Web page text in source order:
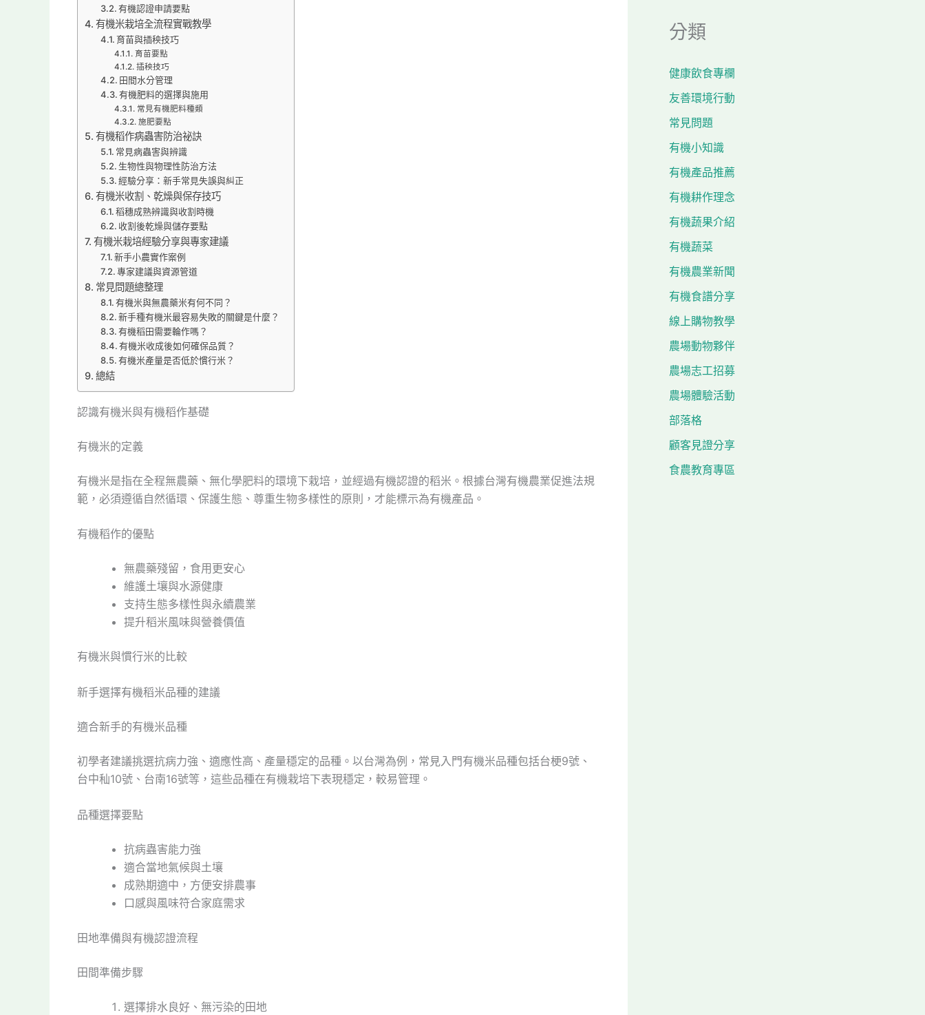
有機認證申請要點
有機米栽培全流程實戰教學
育苗與插秧技巧
育苗要點
插秧技巧
田間水分管理
有機肥料的選擇與施用
常見有機肥料種類
施肥要點
有機稻作病蟲害防治祕訣
常見病蟲害與辨識
生物性與物理性防治方法
經驗分享：新手常見失誤與糾正
有機米收割、乾燥與保存技巧
稻穗成熟辨識與收割時機
收割後乾燥與儲存要點
有機米栽培經驗分享與專家建議
新手小農實作案例
專家建議與資源管道
常見問題總整理
有機米與無農藥米有何不同？
新手種有機米最容易失敗的關鍵是什麼？
有機稻田需要輪作嗎？
有機米收成後如何確保品質？
有機米產量是否低於慣行米？
總結
認識有機米與有機稻作基礎
有機米的定義
有機米是指在全程無農藥、無化學肥料的環境下栽培，並經過有機認證的稻米。根據台灣有機農業促進法規
範，必須遵循自然循環、保護生態、尊重生物多樣性的原則，才能標示為有機產品。
有機稻作的優點
無農藥殘留，食用更安心
維護土壤與水源健康
支持生態多樣性與永續農業
提升稻米風味與營養價值
有機米與慣行米的比較
新手選擇有機稻米品種的建議
適合新手的有機米品種
初學者建議挑選抗病力強、適應性高、產量穩定的品種。以台灣為例，常見入門有機米品種包括台梗9號、
台中秈10號、台南16號等，這些品種在有機栽培下表現穩定，較易管理。
品種選擇要點
抗病蟲害能力強
適合當地氣候與土壤
成熟期適中，方便安排農事
口感與風味符合家庭需求
田地準備與有機認證流程
田間準備步驟
選擇排水良好、無污染的田地
分類
健康飲食專欄
友善環境行動
常見問題
有機小知識
有機產品推薦
有機耕作理念
有機蔬果介紹
有機蔬菜
有機農業新聞
有機食譜分享
線上購物教學
農場動物夥伴
農場志工招募
農場體驗活動
部落格
顧客見證分享
食農教育專區